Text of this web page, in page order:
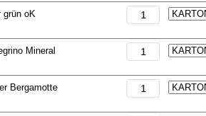
grün oK
Mineral
Bergamotte